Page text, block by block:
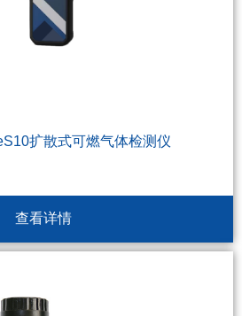
扩散式可燃气体检测仪
查看详情